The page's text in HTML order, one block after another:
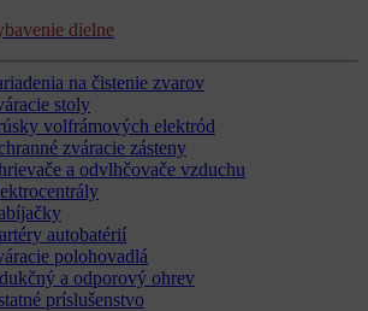
dielne
na čistenie zvarov
stoly
volfrámových elektród
zváracie zásteny
a odvlhčovače vzduchu
autobatérií
polohovadlá
a odporový ohrev
príslušenstvo